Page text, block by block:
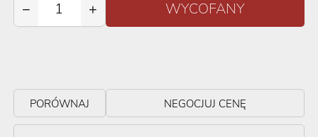
− +
PORÓWNAJ NEGOCJUJ CENĘ